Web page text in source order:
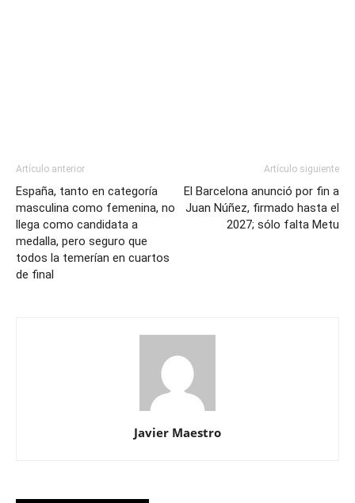
Artículo anterior
España, tanto en categoría
masculina como femenina, no
llega como candidata a
medalla, pero seguro que
todos la temerían en cuartos
de final
Artículo siguiente
El Barcelona anunció por fin a
Juan Núñez, firmado hasta el
2027; sólo falta Metu
Javier Maestro